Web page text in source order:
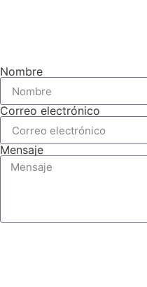
Nombre
Correo electrónico
Mensaje